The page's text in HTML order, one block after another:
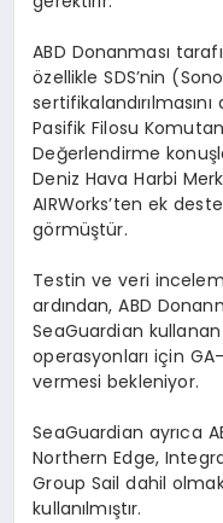
ABD Donanması
özellikle SDS’nin (
Pasifik Filosu
Değerlendirme
Deniz Hava Harbi
AIRWorks’ten ek
görmüştür.
Testin ve veri
ardından, ABD
SeaGuardian
operasyonları için
vermesi bekleniyor.
SeaGuardian ayrıca
Northern Edge,
Group Saildahil
kullanılmıştır.